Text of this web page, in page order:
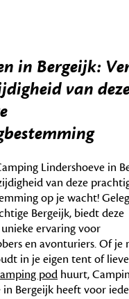
in Bergeijk:
van
Lindershoeve in
van deze
op je wacht!
Bergeijk, biedt deze
ervaring voor
en avonturiers. Of je
in je eigen tent of
pod huurt,
in Bergeijk heeft voor